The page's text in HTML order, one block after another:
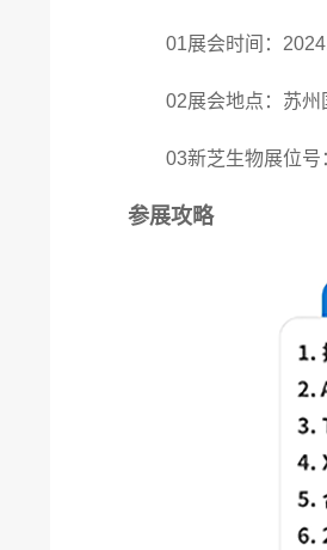
01展会时间：
02展会地点：苏州
03新芝生物展位号
参展攻略